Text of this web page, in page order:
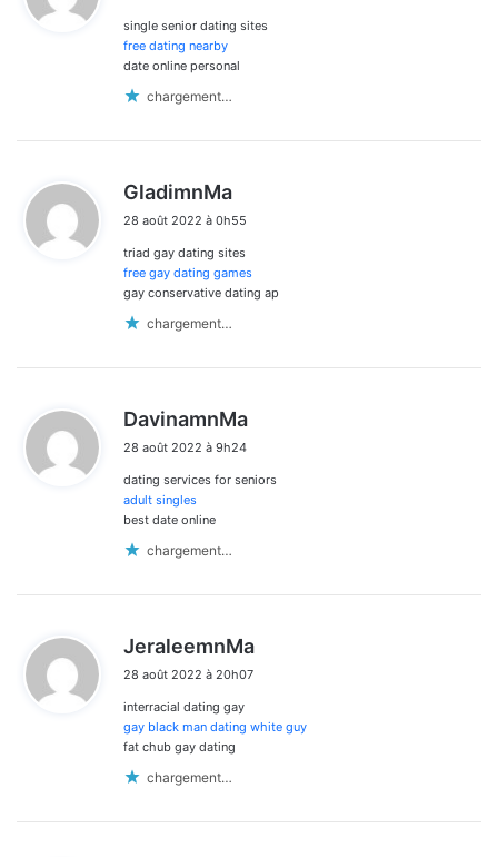
single senior dating sites
free dating nearby
date online personal
chargement…
GladimnMa
t
:
28 août 2022 à 0h55
triad gay dating sites
free gay dating games
gay conservative dating ap
chargement…
DavinamnMa
28 août 2022 à 9h24
dating services for seniors
adult singles
best date online
chargement…
JeraleemnMa
:
28 août 2022 à 20h07
interracial dating gay
gay black man dating white guy
fat chub gay dating
chargement…